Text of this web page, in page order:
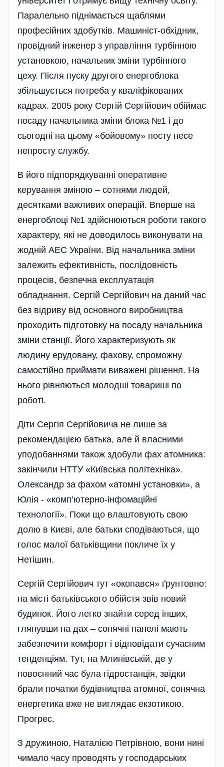
Па­ралельно піднімається щаблями
професійних здобутків. Машиніст-обхідник,
провідний інженер з управління турбінною
установкою, начальник зміни турбінного
цеху. Після пуску другого енергоблока
збільшується потреба у кваліфікованих
кадрах. 2005 року Сергій Сергійович обіймає
посаду начальника зміни блока №1 і до
сьогодні на цьому «бойовому» посту несе
непросту службу.
В його підпорядкуванні оперативне
керування зміною – сотнями людей,
десятками важливих операцій. Вперше на
енергоблоці №1 здійснюються роботи такого
характеру, які не доводилось виконувати на
жод­ній АЕС України. Від начальника зміни
залежить ефективність, послідовність
процесів, безпечна експлуа­тація
обладнання. Сергій Сергійович на даний час
без відриву від основного виробництва
проходить підготовку на посаду начальника
зміни станції. Його характеризують як
людину ерудовану, фахову, спроможну
самостійно приймати виважені рішення. На
нього рівняються молодші товариші по
роботі.
Діти Сергія Сергійовича не лише за
рекомендацією батька, але й влас­ними
уподобаннями також здобули фах атомника:
закінчили НТТУ «Київська політехніка».
Олександр за фахом «атомні установки», а
Юлія - «комп’ютерно-інфомаційні
технології». Поки що влаштовують свою
долю в Києві, але батьки сподіваються, що
голос малої батьківщини покличе їх у
Нетішин.
Сергій Сергійович тут «окопався» ґрунтовно:
на місті батьківського обійстя звів новий
будинок. Його легко знайти серед інших,
глянувши на дах – сонячні панелі мають
забезпечити комфорт і відповідати сучасним
тенденціям. Тут, на Млинівській, де у
повоєнний час була гідростанція, звідки
брали початки будівництва атомної, сонячна
енергетика вже не виглядає екзотикою.
Прогрес.
З дружиною, Наталією Петрівною, вони нині
чимало часу проводять у господарських